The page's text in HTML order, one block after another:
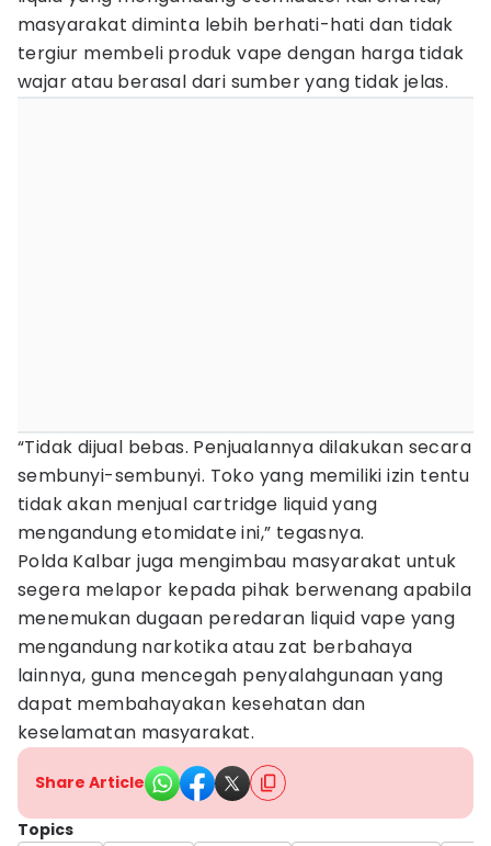
masyarakat diminta lebih berhati-hati dan tidak
tergiur membeli produk vape dengan harga tidak
wajar atau berasal dari sumber yang tidak jelas.
“Tidak dijual bebas. Penjualannya dilakukan secara
sembunyi-sembunyi. Toko yang memiliki izin tentu
tidak akan menjual cartridge liquid yang
mengandung etomidate ini,” tegasnya.
Polda Kalbar juga mengimbau masyarakat untuk
segera melapor kepada pihak berwenang apabila
menemukan dugaan peredaran liquid vape yang
mengandung narkotika atau zat berbahaya
lainnya, guna mencegah penyalahgunaan yang
dapat membahayakan kesehatan dan
keselamatan masyarakat.
Share Article
Topics